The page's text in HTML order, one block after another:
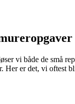
vi både de små
Her er det, vi oftest